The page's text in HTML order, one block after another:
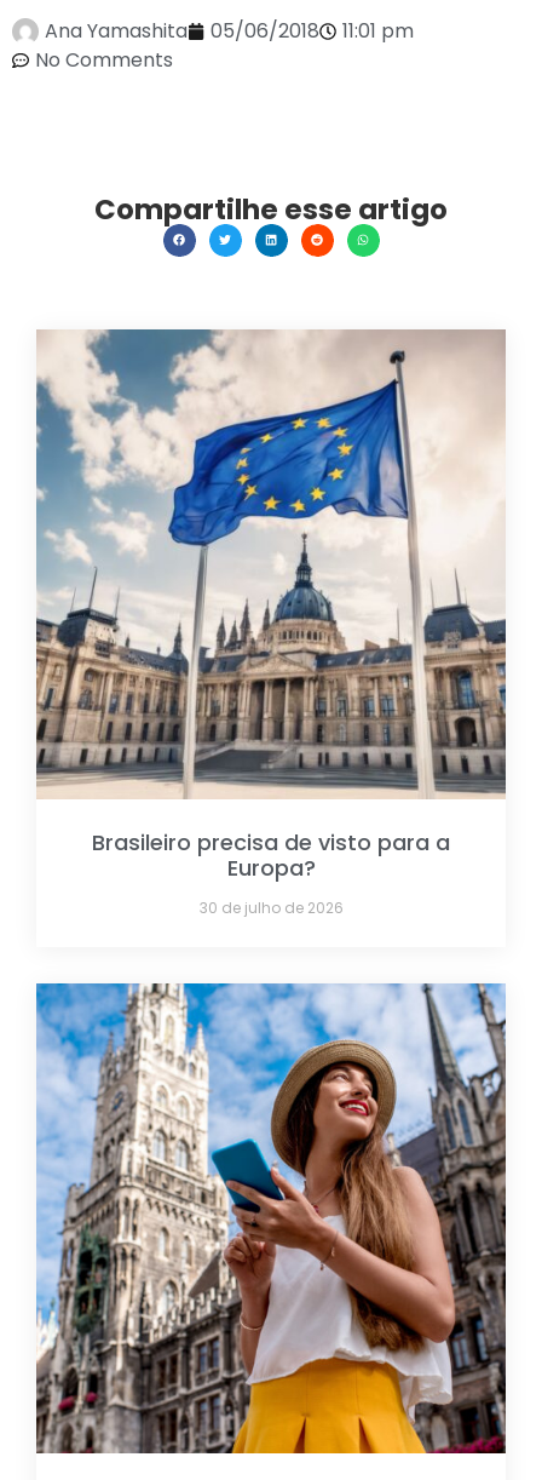
Ana Yamashita 05/06/2018
11:01 pm
No Comments
Compartilhe esse artigo
Brasileiro precisa de visto para a
Europa?
30 de julho de 2026